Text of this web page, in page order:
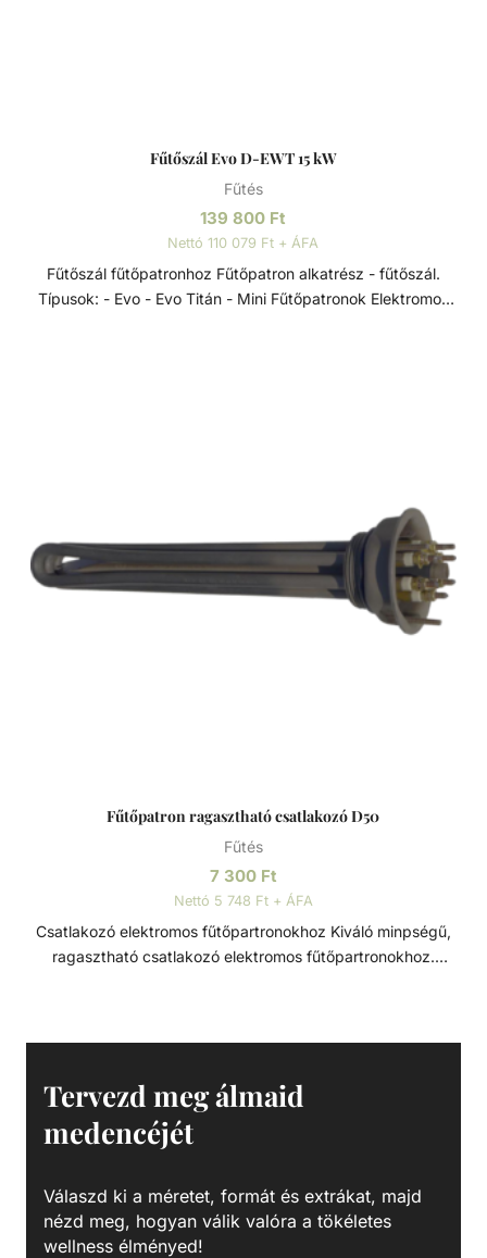
Fűtőszál Evo D-EWT 15 kW
Fűtés
139 800 Ft
Nettó 110 079 Ft + ÁFA
Fűtőszál fűtőpatronhoz Fűtőpatron alkatrész - fűtőszál.
Típusok: - Evo - Evo Titán - Mini Fűtőpatronok Elektromos
Fűtőpatron ragasztható csatlakozó D50
Fűtés
7 300 Ft
Nettó 5 748 Ft + ÁFA
Csatlakozó elektromos fűtőpartronokhoz Kiváló minpségű,
ragasztható csatlakozó elektromos fűtőpartronokhoz.
Tervezd meg álmaid
medencéjét
Válaszd ki a méretet, formát és extrákat, majd
nézd meg, hogyan válik valóra a tökéletes
wellness élményed!